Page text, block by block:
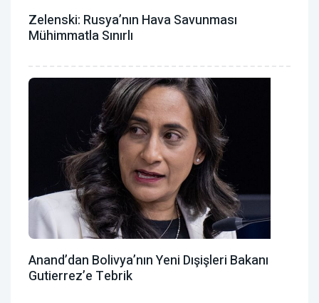
Zelenski: Rusya’nın Hava Savunması
Mühimmatla Sınırlı
Anand’dan Bolivya’nın Yeni Dışişleri Bakanı
Gutierrez’e Tebrik